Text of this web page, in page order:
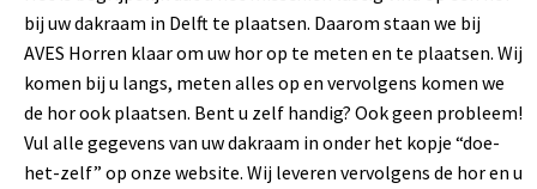
bij uw dakraam in Delft te plaatsen. Daarom staan we bij
AVES Horren klaar om uw hor op te meten en te plaatsen. Wij
komen bij u langs, meten alles op en vervolgens komen we
de hor ook plaatsen. Bent u zelf handig? Ook geen probleem!
Vul alle gegevens van uw dakraam in onder het kopje “doe-
het-zelf” op onze website. Wij leveren vervolgens de hor en u